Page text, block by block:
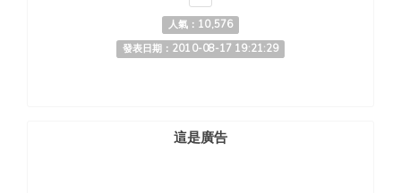
人氣：10,576
發表日期：2010-08-17 19:21:29
這是廣告